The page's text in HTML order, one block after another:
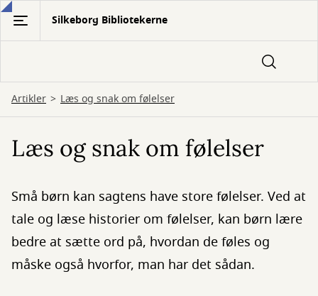
Gå
hovedindhold
Silkeborg Bibliotekerne
Artikler Læs og snak om følelser
Læs og snak om følelser
Små børn kan sagtens have store følelser. Ved at
tale og læse historier om følelser, kan børn lære
bedre at sætte ord på, hvordan de føles og
måske også hvorfor, man har det sådan.